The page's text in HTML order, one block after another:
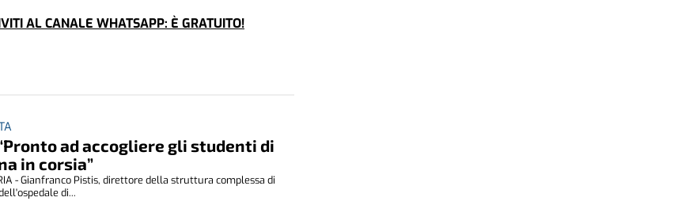
AL CANALE WHATSAPP: È GRATUITO!
ad accogliere gli studenti di
in corsia”
- Gianfranco Pistis, direttore della struttura complessa di
di...